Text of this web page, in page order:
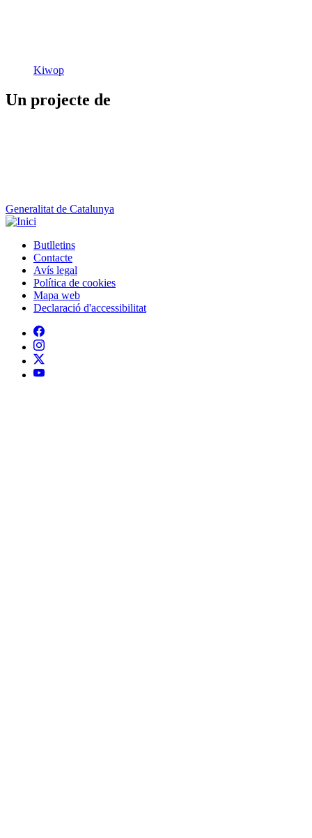
Kiwop
Un projecte de
Generalitat de Catalunya
Peu
Butlletins
Contacte
Avís legal
Política de cookies
Mapa web
Declaració d'accessibilitat